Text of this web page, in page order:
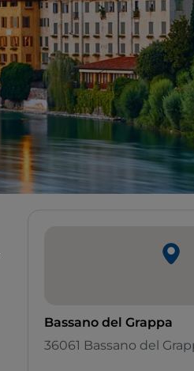
Bassano del Grappa
36061 Bassano del